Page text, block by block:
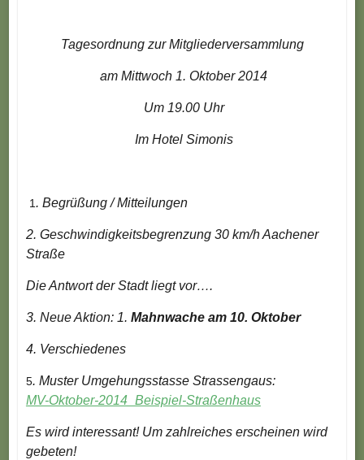
Tagesordnung zur Mitgliederversammlung
am Mittwoch 1. Oktober 2014
Um 19.00 Uhr
Im Hotel Simonis
1. Begrüßung / Mitteilungen
2. Geschwindigkeitsbegrenzung 30 km/h Aachener
Straße
Die Antwort der Stadt liegt vor….
3. Neue Aktion: 1. Mahnwache am 10. Oktober
4. Verschiedenes
5. Muster Umgehungsstasse Strassengaus:
MV-Oktober-2014_Beispiel-Straßenhaus
Es wird interessant! Um zahlreiches erscheinen wird
gebeten!